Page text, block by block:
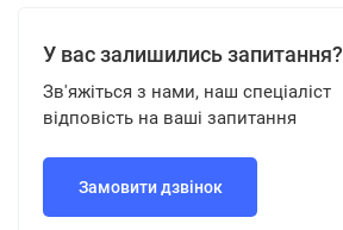
У вас залишились запитання?
Зв'яжіться з нами, наш спеціаліст
відповість на ваші запитання
Замовити дзвінок